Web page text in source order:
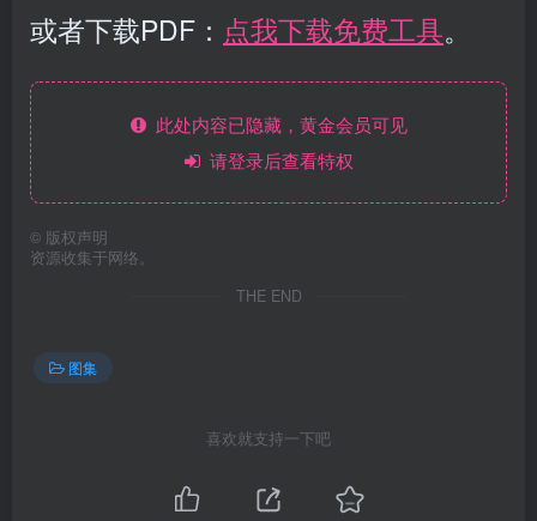
或者下载PDF： 点我下载免费工具。
此处内容已隐藏，黄金会员可见
请登录后查看特权
© 版权声明
资源收集于网络。
THE END
图集
喜欢就支持一下吧